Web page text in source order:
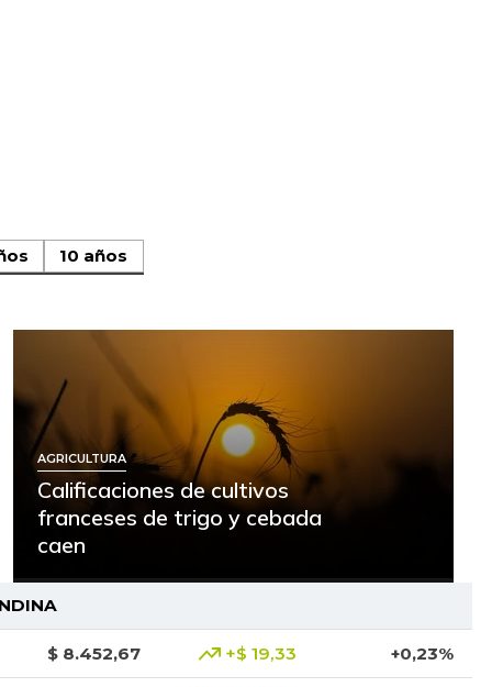
10 años
AGRICULTURA
Calificaciones de cultivos
franceses de trigo y cebada
caen
$ 8.452,67 +$ 19,33 +0,23%